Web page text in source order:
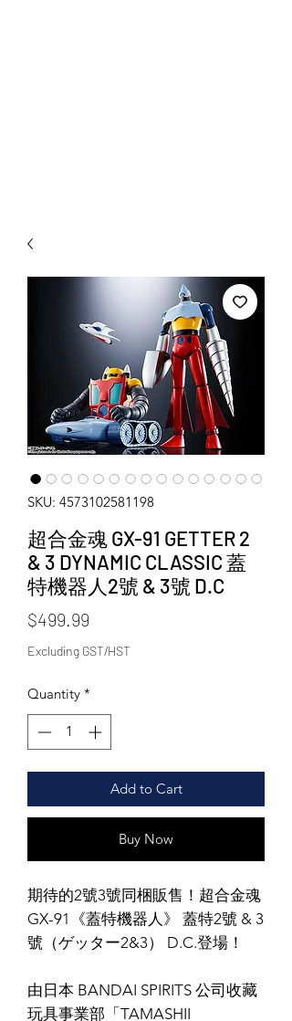
WECHAT 微信諮詢
SKU: 4573102581198
超合金魂 GX-91 GETTER 2
& 3 DYNAMIC CLASSIC 蓋
特機器人2號 & 3號 D.C
$499.99
Excluding GST/HST
Quantity *
Add to Cart
Buy Now
期待的2號3號同梱販售！超合金魂
GX-91《蓋特機器人》 蓋特2號 & 3
號（ゲッター2&3） D.C.登場！
由日本 BANDAI SPIRITS 公司收藏
玩具事業部「TAMASHII